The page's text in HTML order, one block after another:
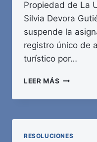
Propiedad de La
Silvia Devora
suspende la
registro único de
turístico por…
LEER MÁS AGENCIA
BOLETÍN
DEL
RESOLUCIONES